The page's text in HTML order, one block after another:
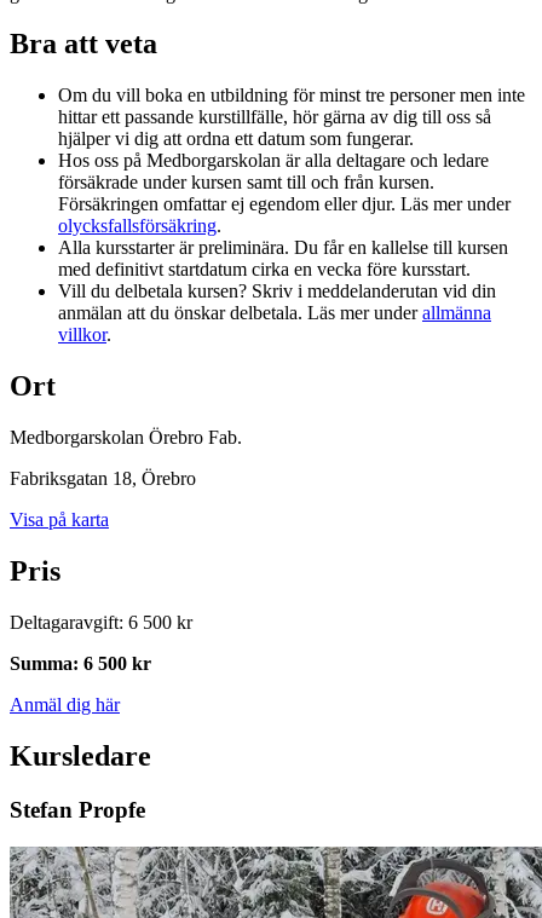
Bra att veta
Om du vill boka en utbildning för minst tre personer men inte
hittar ett passande kurstillfälle, hör gärna av dig till oss så
hjälper vi dig att ordna ett datum som fungerar.
Hos oss på Medborgarskolan är alla deltagare och ledare
försäkrade under kursen samt till och från kursen.
Försäkringen omfattar ej egendom eller djur. Läs mer under
olycksfallsförsäkring.
Alla kursstarter är preliminära. Du får en kallelse till kursen
med definitivt startdatum cirka en vecka före kursstart.
Vill du delbetala kursen? Skriv i meddelanderutan vid din
anmälan att du önskar delbetala. Läs mer underallmänna
villkor.
Ort
Medborgarskolan Örebro Fab.
Fabriksgatan 18, Örebro
Visa på karta
Pris
Deltagaravgift: 6 500 kr
Summa: 6 500 kr
Anmäl dig här
Kursledare
Stefan Propfe